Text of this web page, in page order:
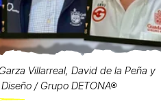
Villarreal, David de la Peña y
/ Grupo DETONA®